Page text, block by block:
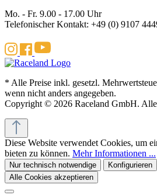
Mo. - Fr. 9.00 - 17.00 Uhr
Telefonischer Kontakt: +49 (0) 9107
* Alle Preise inkl. gesetzl.
wenn nicht anders angegeben.
Copyright © 2026 Raceland GmbH.
Diese Website verwendet Cookies, um
bieten zu können. Mehr Informationen ...
Nur technisch notwendige
Konfigurieren
Alle Cookies akzeptieren